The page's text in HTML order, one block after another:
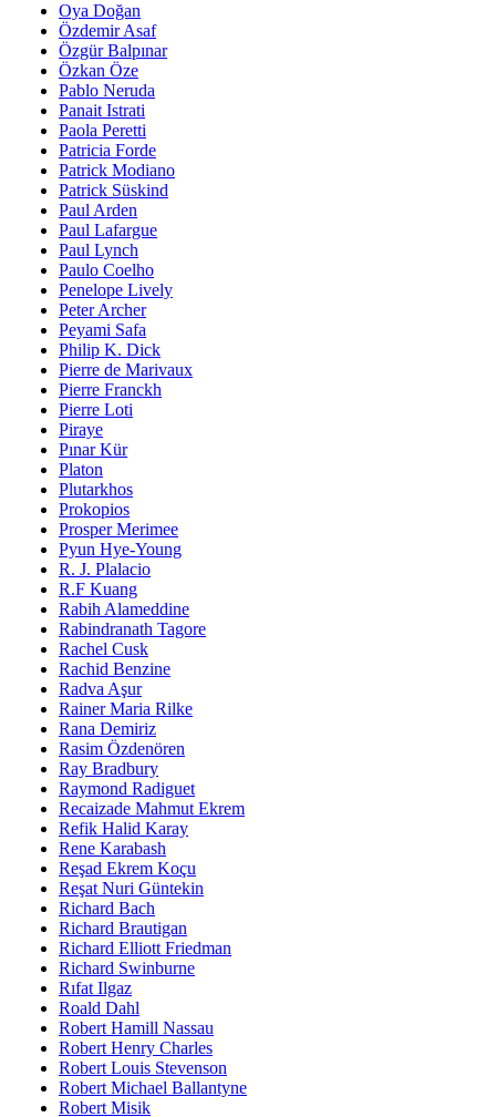
Oya Doğan
Özdemir Asaf
Özgür Balpınar
Özkan Öze
Pablo Neruda
Panait Istrati
Paola Peretti
Patricia Forde
Patrick Modiano
Patrick Süskind
Paul Arden
Paul Lafargue
Paul Lynch
Paulo Coelho
Penelope Lively
Peter Archer
Peyami Safa
Philip K. Dick
Pierre de Marivaux
Pierre Franckh
Pierre Loti
Piraye
Pınar Kür
Platon
Plutarkhos
Prokopios
Prosper Merimee
Pyun Hye-Young
R. J. Plalacio
R.F Kuang
Rabih Alameddine
Rabindranath Tagore
Rachel Cusk
Rachid Benzine
Radva Aşur
Rainer Maria Rilke
Rana Demiriz
Rasim Özdenören
Ray Bradbury
Raymond Radiguet
Recaizade Mahmut Ekrem
Refik Halid Karay
Rene Karabash
Reşad Ekrem Koçu
Reşat Nuri Güntekin
Richard Bach
Richard Brautigan
Richard Elliott Friedman
Richard Swinburne
Rıfat Ilgaz
Roald Dahl
Robert Hamill Nassau
Robert Henry Charles
Robert Louis Stevenson
Robert Michael Ballantyne
Robert Misik